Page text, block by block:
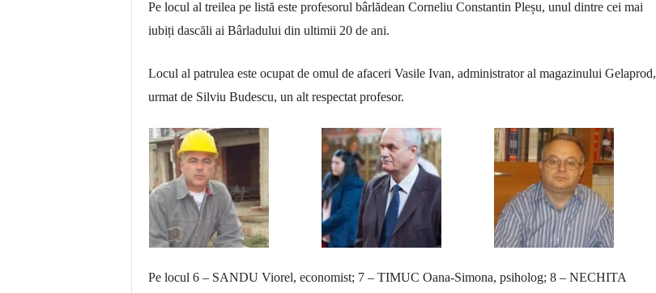
Pe locul al treilea pe listă este profesorul bârlădean Corneliu Constantin Pleșu, unul dintre cei mai
iubiți dascăli ai Bârladului din ultimii 20 de ani.
Locul al patrulea este ocupat de omul de afaceri Vasile Ivan, administrator al magazinului Gelaprod,
urmat de Silviu Budescu, un alt respectat profesor.
Pe locul 6 – SANDU Viorel, economist; 7 – TIMUC Oana-Simona, psiholog; 8 – NECHITA